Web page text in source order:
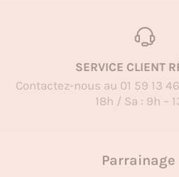
SERVICE CLIENT
Contactez-nous au 01 59 13
18h / Sa : 9h –
Parrainage